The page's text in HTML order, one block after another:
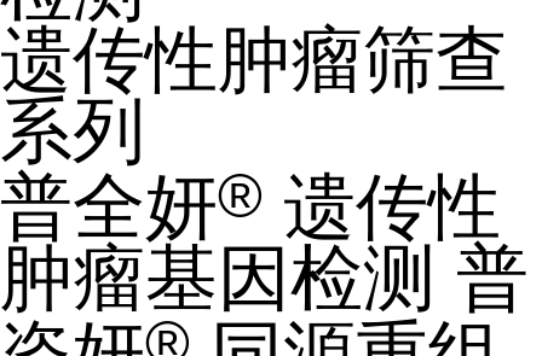
遗传性肿瘤筛查
系列
普全妍® 遗传性
肿瘤基因检测 普
®